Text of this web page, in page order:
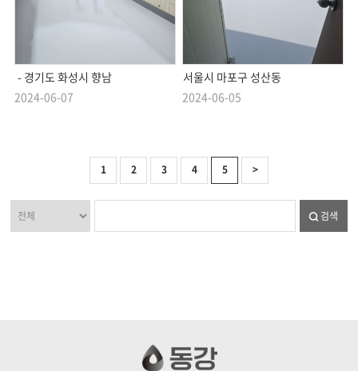
- 경기도 화성시 향남
2024-06-07
서울시 마포구 성산동
2024-06-05
1 2 3 4 5 >
검색